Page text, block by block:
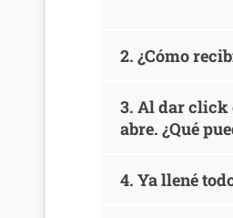
2. ¿Cómo
3. Al dar click
abre. ¿Qué
4. Ya llené